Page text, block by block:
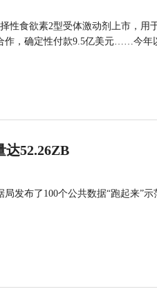
性食欲素2型受体激动剂上市，用
作，确定性付款9.5亿美元……今年
达52.26ZB
发布了100个公共数据“跑起来”